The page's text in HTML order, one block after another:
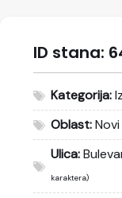
ID stana:
Kategorija:
Oblast:
Ulica:
karaktera)